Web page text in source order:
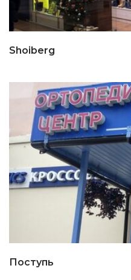
Shoiberg
Поступь